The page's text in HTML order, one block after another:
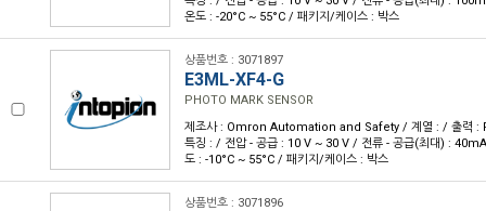
온도 : -20°C ~ 55°C / 패키지/케이스 : 박스
상품번호 : 3071897
E3ML-XF4-G
PHOTO MARK SENSOR
제조사 : Omron Automation and Safety / 계열 : / 출력 :
특징 : / 전압 - 공급 : 10 V ~ 30 V / 전류 - 공급(최대) :
도 : -10°C ~ 55°C / 패키지/케이스 : 박스
상품번호 : 3071896